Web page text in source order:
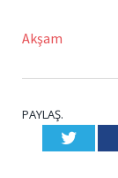
Akşam
PAYLAŞ.